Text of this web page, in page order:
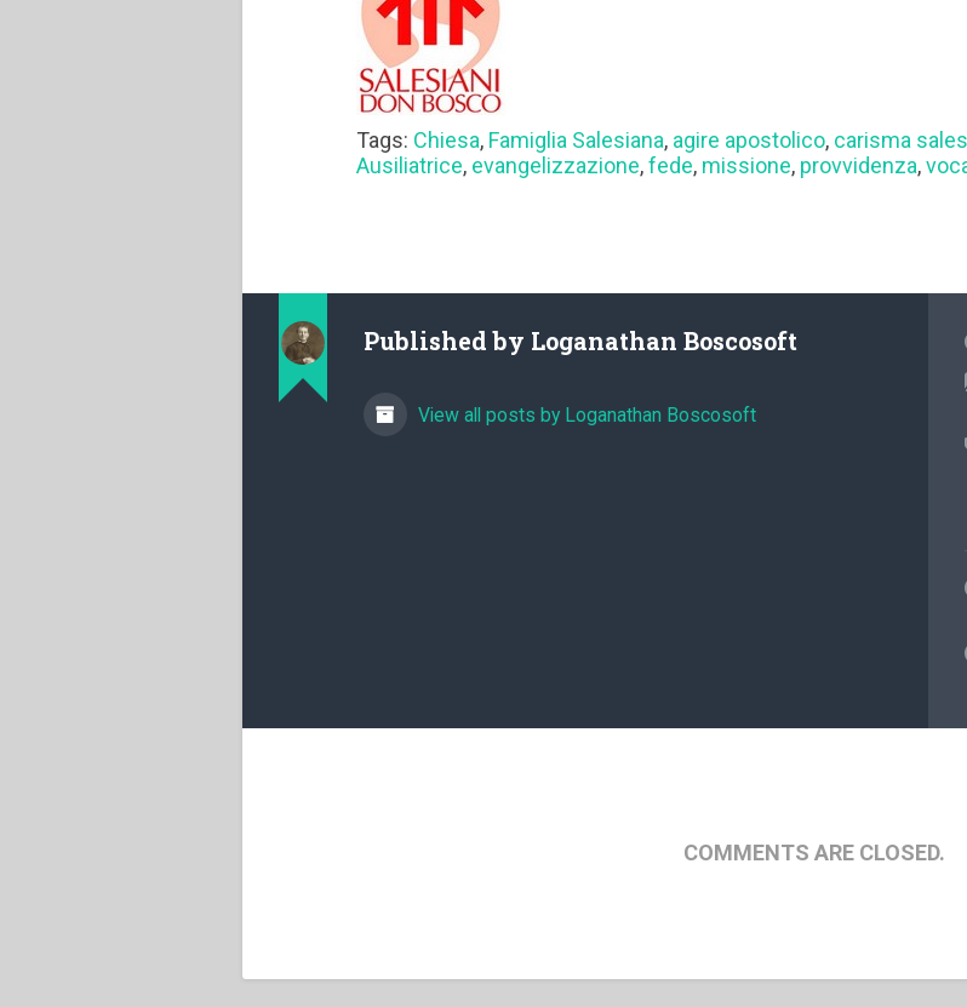
Tags: Chiesa, Famiglia Salesiana, agire apostolico, carisma
Ausiliatrice, evangelizzazione,fede, missione, provvidenza,
Published by Loganathan Boscosoft
View all posts by Loganathan Boscosoft
COMMENTS ARE CLOSED.